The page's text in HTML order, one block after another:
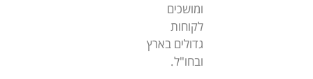
ומושכים
לקוחות
גדולים בארץ
ובחו"ל.